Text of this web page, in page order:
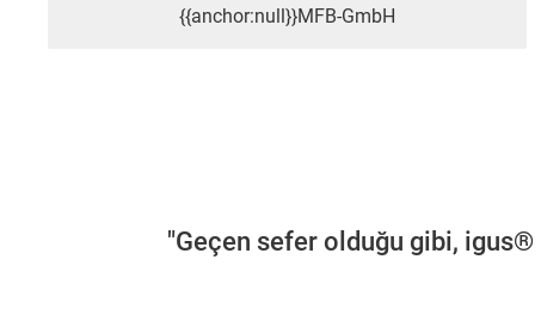
{{anchor:null}}MFB-GmbH
"Geçen sefer olduğu gibi, igus®